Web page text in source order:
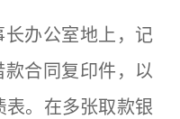
办公室地上，记
合同复印件，以
表。在多张取款银